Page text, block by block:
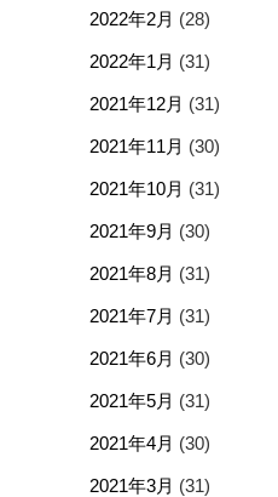
2022年2月 (28)
2022年1月 (31)
2021年12月 (31)
2021年11月 (30)
2021年10月 (31)
2021年9月 (30)
2021年8月 (31)
2021年7月 (31)
2021年6月 (30)
2021年5月 (31)
2021年4月 (30)
2021年3月 (31)